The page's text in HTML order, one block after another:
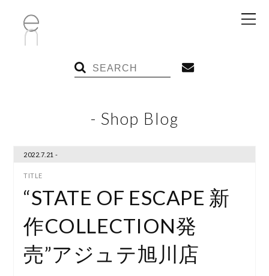
- Shop Blog
2022.7.21 -
“STATE OF ESCAPE 新
作COLLECTION発
売”アジュテ旭川店